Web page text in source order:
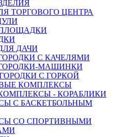
ТОРГОВОГО ЦЕНТРА
ДАЧИ
С КАЧЕЛЯМИ
МАШИНКИ
С ГОРКОЙ
КОМПЛЕКСЫ
- КОРАБЛИКИ
С БАСКЕТБОЛЬНЫМ
СО СПОРТИВНЫМИ